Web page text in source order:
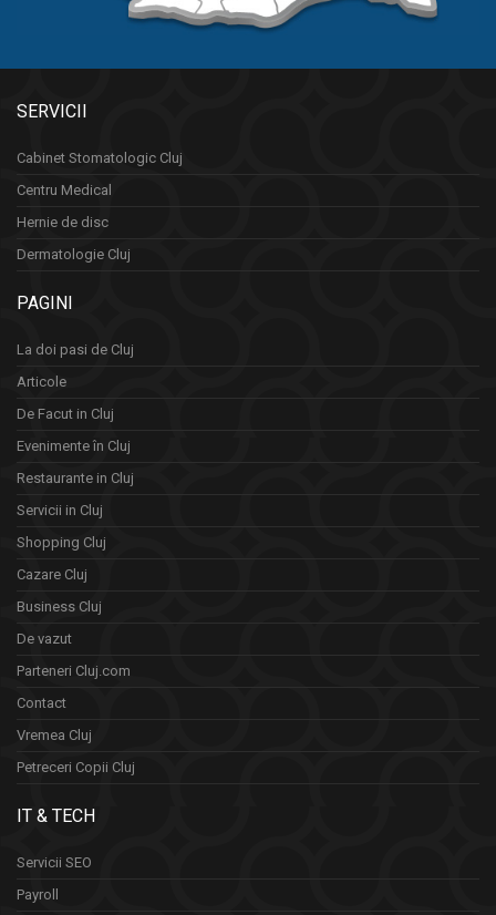
SERVICII
Cabinet Stomatologic Cluj
Centru Medical
Hernie de disc
Dermatologie Cluj
PAGINI
La doi pasi de Cluj
Articole
De Facut in Cluj
Evenimente în Cluj
Restaurante in Cluj
Servicii in Cluj
Shopping Cluj
Cazare Cluj
Business Cluj
De vazut
Parteneri Cluj.com
Contact
Vremea Cluj
Petreceri Copii Cluj
IT & TECH
Servicii SEO
Payroll